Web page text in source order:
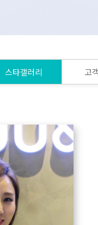
스타갤러리 고